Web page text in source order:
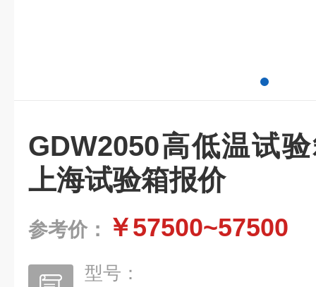
GDW2050高低温试
上海试验箱报价
参考价： ￥57500~57500
型号：